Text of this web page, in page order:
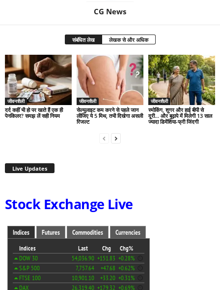
CG News
संबंधित लेख लेखक से और अधिक
जीवनशैली
दर्द कहीं भी हो पर खाते हैं एक ही
पेनकिलर? समझ लें सही नियम
जीवनशैली
सेल्युलाइट कम करने से पहले जान
लीजिए ये 5 मिथ, तभी दिखेगा असली
रिजल्ट
जीवनशैली
स्मोकिंग, शुगर और हाई बीपी से
दूरी… और बुढ़ापे में मिलेगी 13 साल
ज्यादा डिमेंशिया-फ्री जिंदगी
Live Updates
Stock Exchange Live